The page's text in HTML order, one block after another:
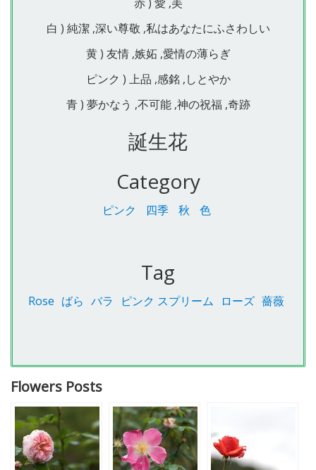
白 ) 純潔 ,深い尊敬 ,私はあなたにふさわしい
黄 ) 友情 ,嫉妬 ,愛情の薄らぎ
ピンク ) 上品 ,感銘 ,しとやか
青 ) 夢かなう ,不可能 ,神の祝福 ,奇跡
誕生花
Category
ピンク 四季 秋 色
Tag
Rose ばら バラ ピンク スプリーム ローズ 薔薇
Flowers Posts